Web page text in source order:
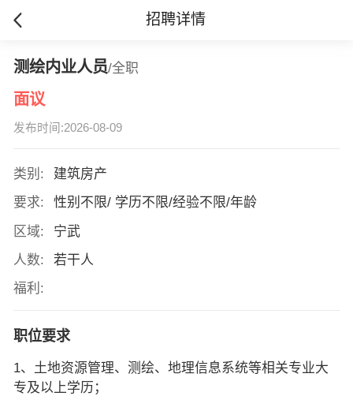
招聘详情
测绘内业人员/全职
面议
发布时间:2026-08-09
类别:
建筑房产
要求:
性别不限/ 学历不限/经验不限/年龄
区域:
宁武
人数:
若干人
福利:
职位要求
1、土地资源管理、测绘、地理信息系统等相关专业大
专及以上学历；